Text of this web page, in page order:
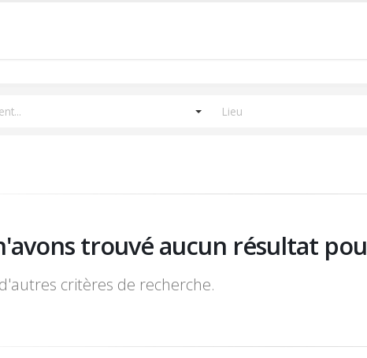
trouvé aucun résultat
critères de recherche.